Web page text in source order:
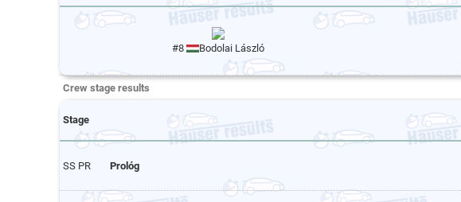
#8 Bodolai László
Crew stage results
Stage
SS PR Prológ